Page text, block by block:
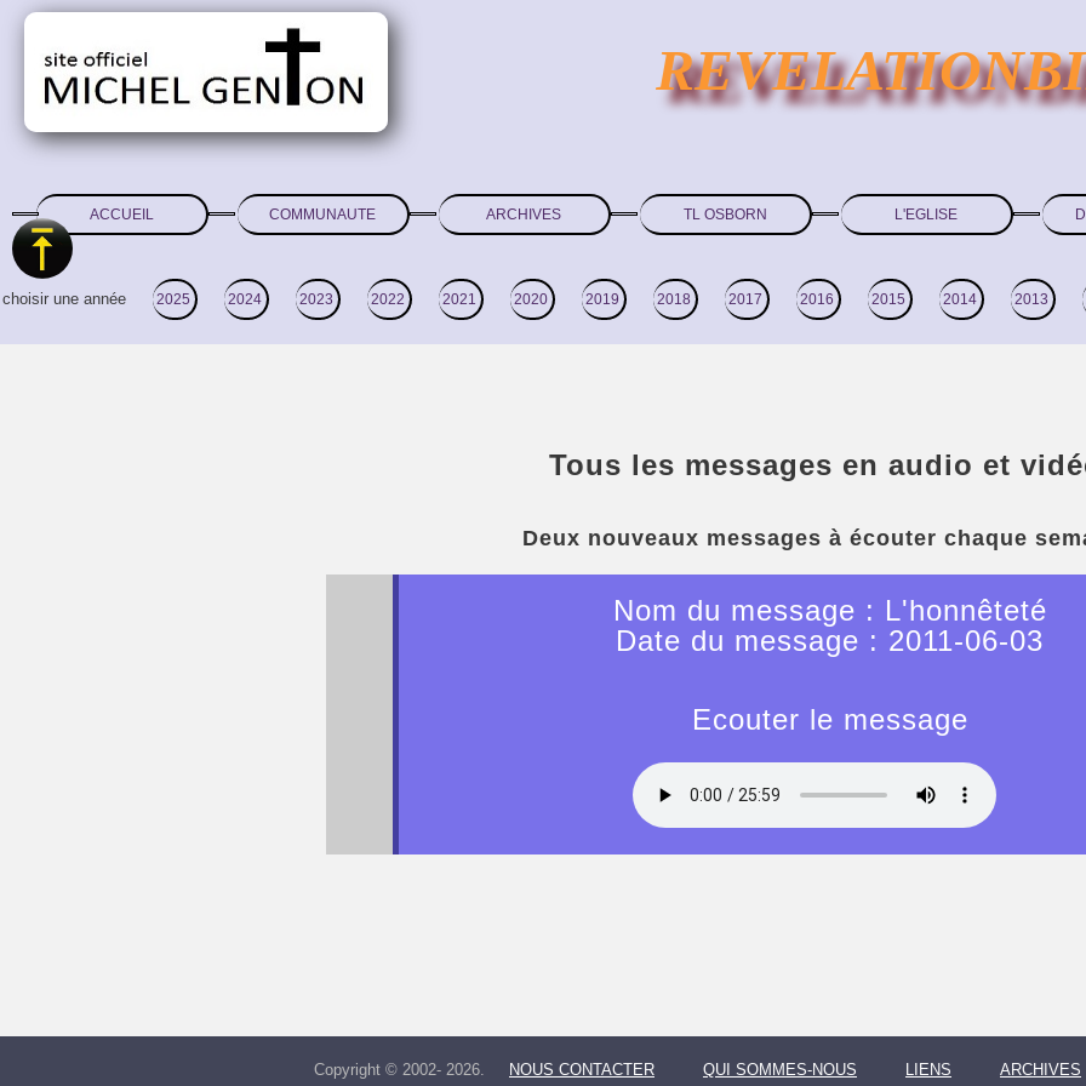
ACCUEIL COMMUNAUTE ARCHIVES TL OSBORN L'EGLISE
choisir une année 2025 2024 2023 2022 2021 2020 2019 2018 2017 2016 2015 2014 2013
Tous les messages en audio et
Deux nouveaux messages à écouter chaque
Nom du message : L'honnêteté
Date du message : 2011-06-03
Ecouter le message
Copyright © 2002- 2026. NOUS CONTACTER QUI SOMMES-NOUS LIENS ARCHIVES